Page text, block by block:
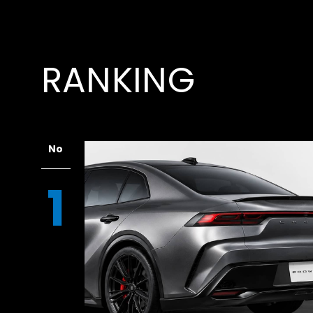
RANKING
No
1